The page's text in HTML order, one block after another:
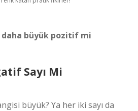
büyük pozitif mi
Sayı Mi
büyük? Ya her iki sayı da